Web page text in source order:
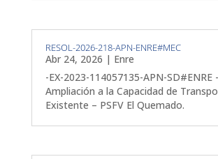
RESOL-2026-218-APN-ENRE#MEC
Abr 24, 2026 | Enre
-EX-2023-114057135-APN-SD#ENRE
Ampliación a la Capacidad de
Existente – PSFV El Quemado.